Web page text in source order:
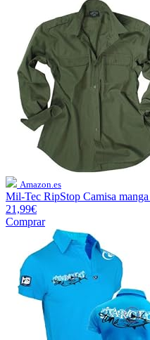
Amazon.es
Mil-Tec RipStop Camisa
21,99€
Comprar